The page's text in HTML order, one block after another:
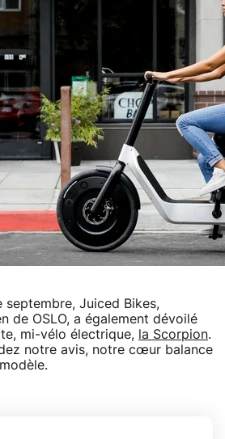
septembre, Juiced Bikes,
de OSLO, a également dévoilé
mi-vélo électrique, la Scorpion.
notre avis, notre cœur balance